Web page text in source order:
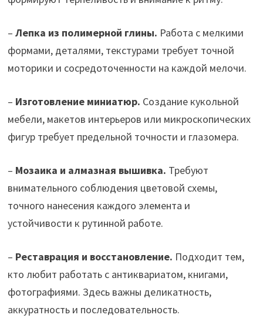
– Лепка из полимерной глины. Работа с мелкими
формами, деталями, текстурами требует точной
моторики и сосредоточенности на каждой мелочи.
– Изготовление миниатюр. Создание кукольной
мебели, макетов интерьеров или микроскопических
фигур требует предельной точности и глазомера.
– Мозаика и алмазная вышивка. Требуют
внимательного соблюдения цветовой схемы,
точного нанесения каждого элемента и
устойчивости к рутинной работе.
– Реставрация и восстановление. Подходит тем,
кто любит работать с антиквариатом, книгами,
фотографиями. Здесь важны деликатность,
аккуратность и последовательность.